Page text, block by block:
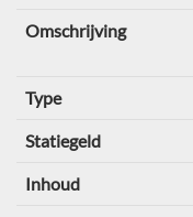
Omschrijving
Type
Statiegeld
Inhoud